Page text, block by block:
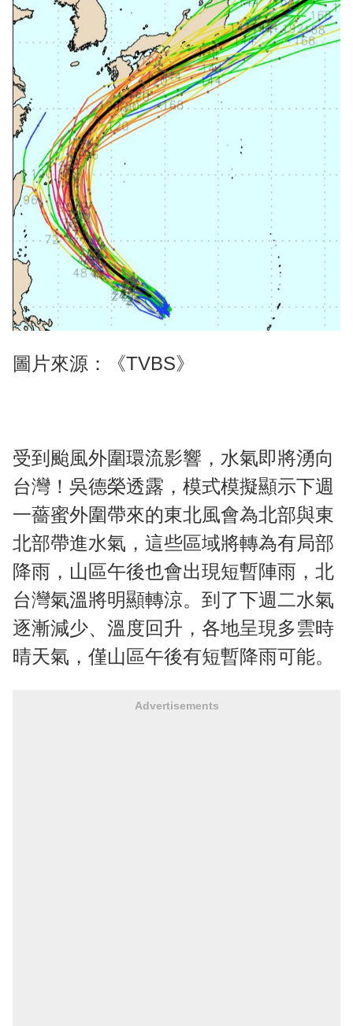
圖片來源：《TVBS》
受到颱風外圍環流影響，水氣即將湧向
台灣！吳德榮透露，模式模擬顯示下週
一薔蜜外圍帶來的東北風會為北部與東
北部帶進水氣，這些區域將轉為有局部
降雨，山區午後也會出現短暫陣雨，北
台灣氣溫將明顯轉涼。到了下週二水氣
逐漸減少、溫度回升，各地呈現多雲時
晴天氣，僅山區午後有短暫降雨可能。
Advertisements